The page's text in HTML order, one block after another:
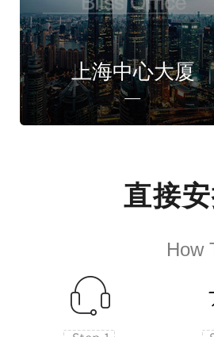
上海中心大厦
直接
How